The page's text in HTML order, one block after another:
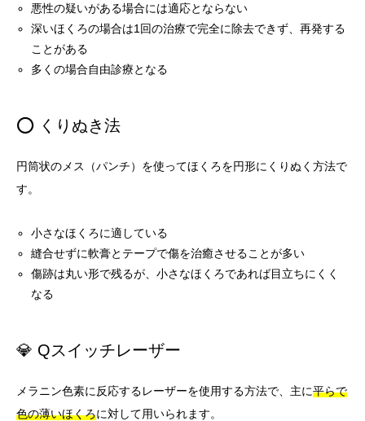
悪性の疑いがある場合には適応とならない
深いほくろの場合は1回の治療で完全に除去できず、再発する
ことがある
多くの場合自由診療となる
⭕ くりぬき法
円筒状のメス（パンチ）を使ってほくろを円形にくりぬく方法で
す。
小さなほくろに適している
縫合せずに軟膏とテープで傷を治癒させることが多い
傷跡は丸い形で残るが、小さなほくろであれば目立ちにくく
なる
💎 Qスイッチレーザー
メラニン色素に反応するレーザーを使用する方法で、主に平らで
色の薄いほくろに対して用いられます。